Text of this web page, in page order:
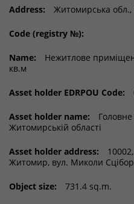
Address: Житомирська обл.,
Code (registry №):
Name:
Нежитлове
кв.м
Asset holder EDRPOU Code:
Asset holder name:
Житомирській області
Asset holder address:
Житомир, вул. Миколи
Object size: 731.4 sq.m.